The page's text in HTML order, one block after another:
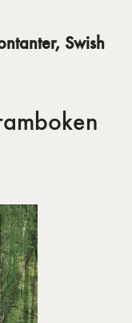
Swish